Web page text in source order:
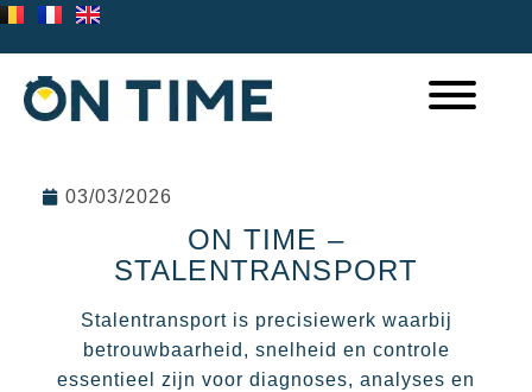
03/03/2026
ON TIME –
STALENTRANSPORT
Stalentransport is precisiewerk waarbij
betrouwbaarheid, snelheid en controle
essentieel zijn voor diagnoses, analyses en